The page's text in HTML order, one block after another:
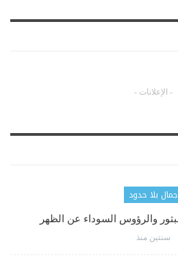
- الإعلانات -
جمال بلا حدود
سنتين منذ